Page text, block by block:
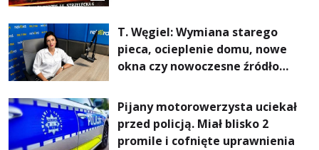
T. Węgiel: Wymiana starego
pieca, ocieplenie domu, nowe
okna czy nowoczesne źródło
rachunki za energię, lepszy
komfort życia i... czystsze
powietrze
Pijany motorowerzysta uciekał
przed policją. Miał blisko 2
promile i cofnięte uprawnienia